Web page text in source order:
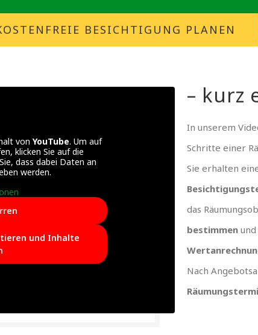
BESICHTIGUNG PLANEN
von YouTube. Um auf
klicken Sie auf die
dass dabei Daten an
werden.
und Inhalte
– kurz
In unserem
Schritte einer
Sie erhalten
das
bestimmen
Nach